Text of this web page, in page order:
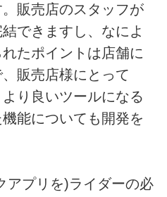
販売店のスタッフが
できますし、なによ
たポイントは店舗に
販売店様にとって
り良いツールになる
能についても開発を
アプリを)ライダーの必